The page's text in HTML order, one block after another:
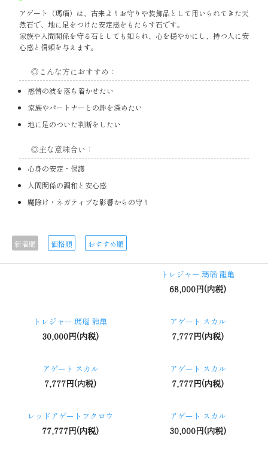
アゲート（瑪瑙）は、古来よりお守りや装飾品として用いられてきた天
然石で、地に足をつけた安定感をもたらす石です。
家族や人間関係を守る石としても知られ、心を穏やかにし、持つ人に安
心感と信頼を与えます。
◎こんな方におすすめ：
感情の波を落ち着かせたい
家族やパートナーとの絆を深めたい
地に足のついた判断をしたい
◎主な意味合い：
心身の安定・保護
人間関係の調和と安心感
魔除け・ネガティブな影響からの守り
新着順 価格順 おすすめ順
トレジャー 瑪瑙 龍亀
68,000円(内税)
トレジャー 瑪瑙 龍亀
30,000円(内税)
アゲート スカル
7,777円(内税)
アゲート スカル
7,777円(内税)
アゲート スカル
7,777円(内税)
レッドアゲートフクロウ
77,777円(内税)
アゲート スカル
30,000円(内税)